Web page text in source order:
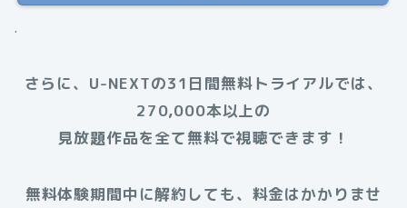
.
さらに、U-NEXTの31日間無料トライアルでは、
270,000本以上の
見放題作品を全て無料で視聴できます！
無料体験期間中に解約しても、料金はかかりませ